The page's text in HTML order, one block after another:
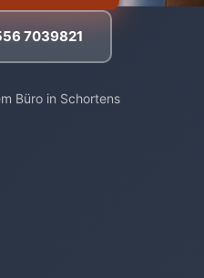
7039821
Büro in Schortens